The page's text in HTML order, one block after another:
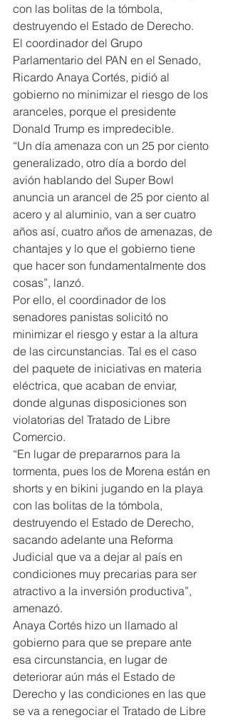
con las bolitas de la tómbola,
destruyendo el Estado de Derecho.
El coordinador del Grupo
Parlamentario del PAN en el Senado,
Ricardo Anaya Cortés, pidió al
gobierno no minimizar el riesgo de los
aranceles, porque el presidente
Donald Trump es impredecible.
“Un día amenaza con un 25 por ciento
generalizado, otro día a bordo del
avión hablando del Super Bowl
anuncia un arancel de 25 por ciento al
acero y al aluminio, van a ser cuatro
años así, cuatro años de amenazas, de
chantajes y lo que el gobierno tiene
que hacer son fundamentalmente dos
cosas”, lanzó.
Por ello, el coordinador de los
senadores panistas solicitó no
minimizar el riesgo y estar a la altura
de las circunstancias. Tal es el caso
del paquete de iniciativas en materia
eléctrica, que acaban de enviar,
donde algunas disposiciones son
violatorias del Tratado de Libre
Comercio.
“En lugar de prepararnos para la
tormenta, pues los de Morena están en
shorts y en bikini jugando en la playa
con las bolitas de la tómbola,
destruyendo el Estado de Derecho,
sacando adelante una Reforma
Judicial que va a dejar al país en
condiciones muy precarias para ser
atractivo a la inversión productiva”,
amenazó.
Anaya Cortés hizo un llamado al
gobierno para que se prepare ante
esa circunstancia, en lugar de
deteriorar aún más el Estado de
Derecho y las condiciones en las que
se va a renegociar el Tratado de Libre